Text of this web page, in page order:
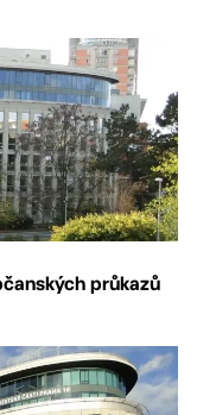
průkazů